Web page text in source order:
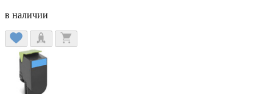
в наличии